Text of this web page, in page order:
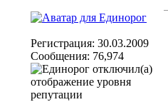
Регистрация: 30.03.2009
Сообщения: 76,974